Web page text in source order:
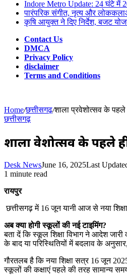
Indore Metro Update: 24 घंटे में
पारंपरिक संगीत, नृत्य और
कृषि आयुक्त ने दिए निर्देश, बजट
Contact Us
DMCA
Privacy Policy
disclaimer
Terms and Conditions
Home/छत्तीसगढ़/शाला प्रवेशोत्सव के
छत्तीसगढ़
शाला प्रवेशोत्सव के
Desk NewsJune 16, 2025Last
1 minute read
रायपुर
छत्तीसगढ़ में 16 जून यानी आज से नया
अब क्या होगी स्कूलों की नई टाइमिंग?
बता दें कि स्कूल शिक्षा विभाग ने आदेश
के बाद या परिस्थितियों में बदलाव के
गौरतलब है कि नया शिक्षा सत्र 16 जून
स्कूलों की कक्षाएं पहले की तरह सामान्य